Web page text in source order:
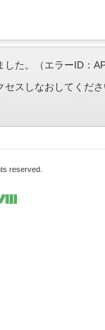
た。（エラーID：
セスしなおしてくだ
reserved.